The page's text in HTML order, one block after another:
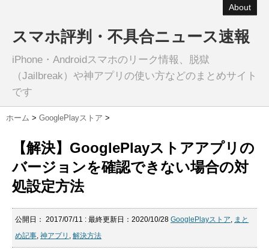
About
スマホ評判・不具合ニュース速報
iPhone・Androidスマホのリーク情報、脱獄
（Jailbreak）や神アプリの使い方などのまとめサイト
です
ホーム > GooglePlayストア >
【解決】GooglePlayストアアプリの
バージョンを確認できない場合の対
処設定方法
公開日： 2017/07/11 : 最終更新日：2020/10/28 GooglePlayストア, まと
め記事, 神アプリ , 解決方法